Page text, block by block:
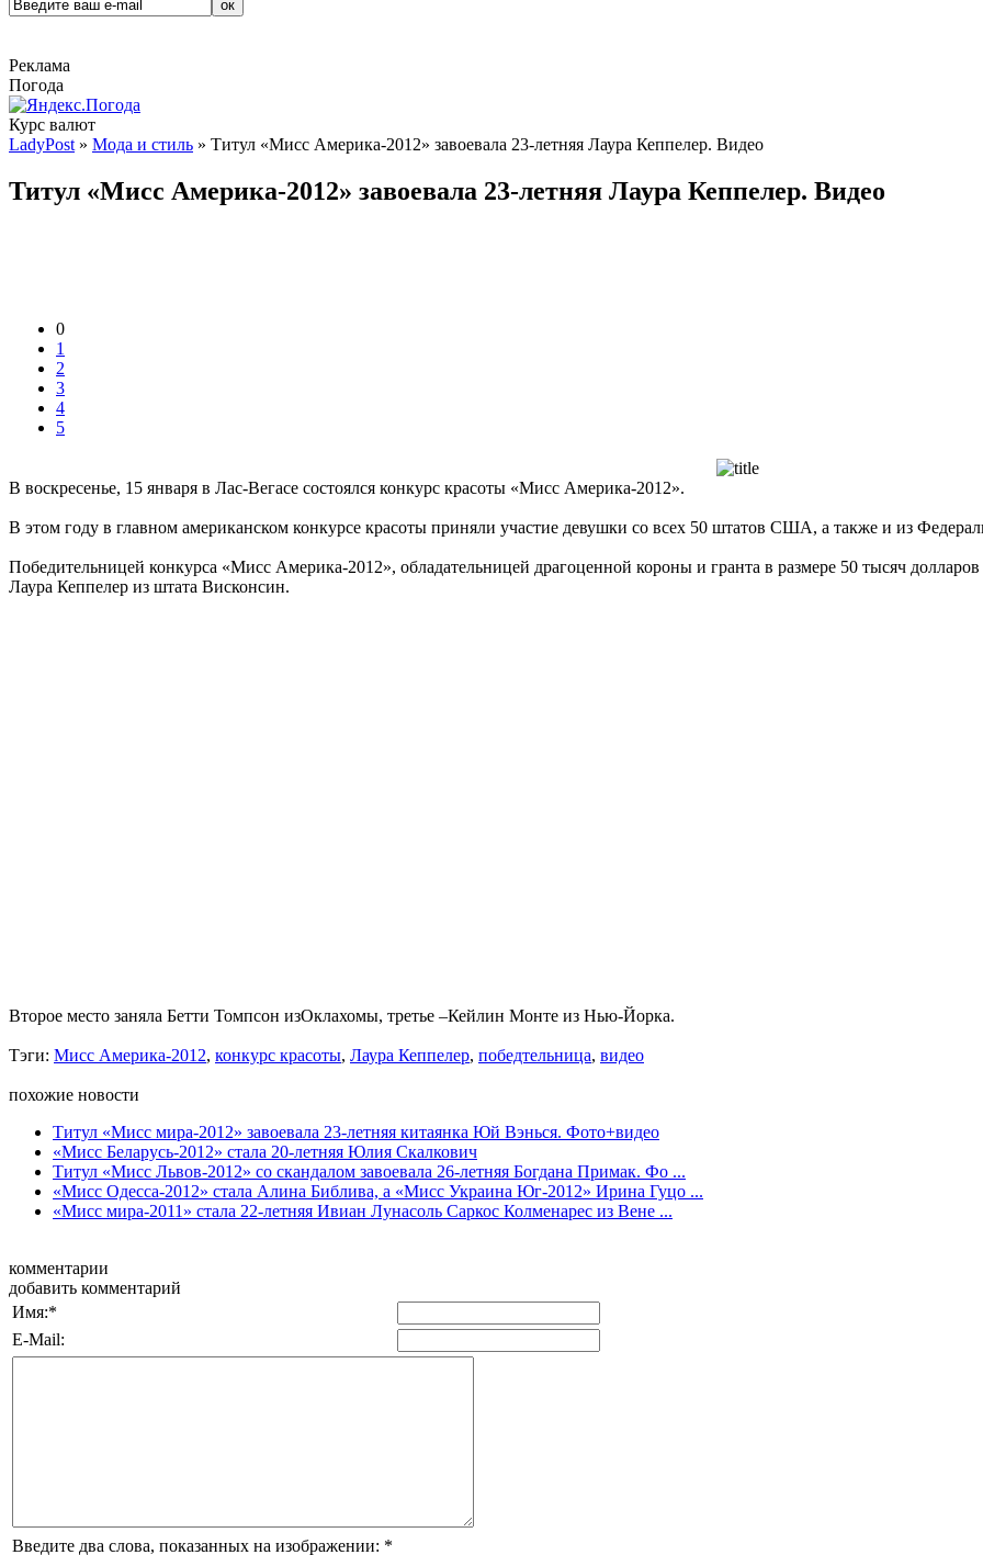
Реклама
Погода
Курс валют
LadyPost » Мода и стиль » Титул «Мисс Америка-2012» завоевала 23-летняя Лаура Кеппелер. Видео
Титул «Мисс Америка-2012» завоевала 23-летняя Лаура Кеппелер. Видео
0
1
2
3
4
5
В воскресенье, 15 января в Лас-Вегасе состоялся конкурс красоты «Мисс Америка-2012».
В этом году в главном американском конкурсе красоты приняли участие девушки со всех 50 штатов США, а также и из
Победительницей конкурса «Мисс Америка-2012», обладательницей драгоценной короны и гранта в размере 50 тысяч
Лаура Кеппелер из штата Висконсин.
Второе место заняла Бетти Томпсон изОклахомы, третье –Кейлин Монте из Нью-Йорка.
Тэги: Мисс Америка-2012, конкурс красоты, Лаура Кеппелер, победтельница, видео
похожие новости
Титул «Мисс мира-2012» завоевала 23-летняя китаянка Юй Вэнься. Фото+видео
«Мисс Беларусь-2012» стала 20-летняя Юлия Скалкович
Титул «Мисс Львов-2012» со скандалом завоевала 26-летняя Богдана Примак. Фо ...
«Мисс Одесса-2012» стала Алина Библива, а «Мисс Украина Юг-2012» Ирина Гуцо ...
«Мисс мира-2011» стала 22-летняя Ивиан Лунасоль Саркос Колменарес из Вене ...
комментарии
добавить комментарий
Имя:*
E-Mail:
Введите два слова, показанных на изображении: *